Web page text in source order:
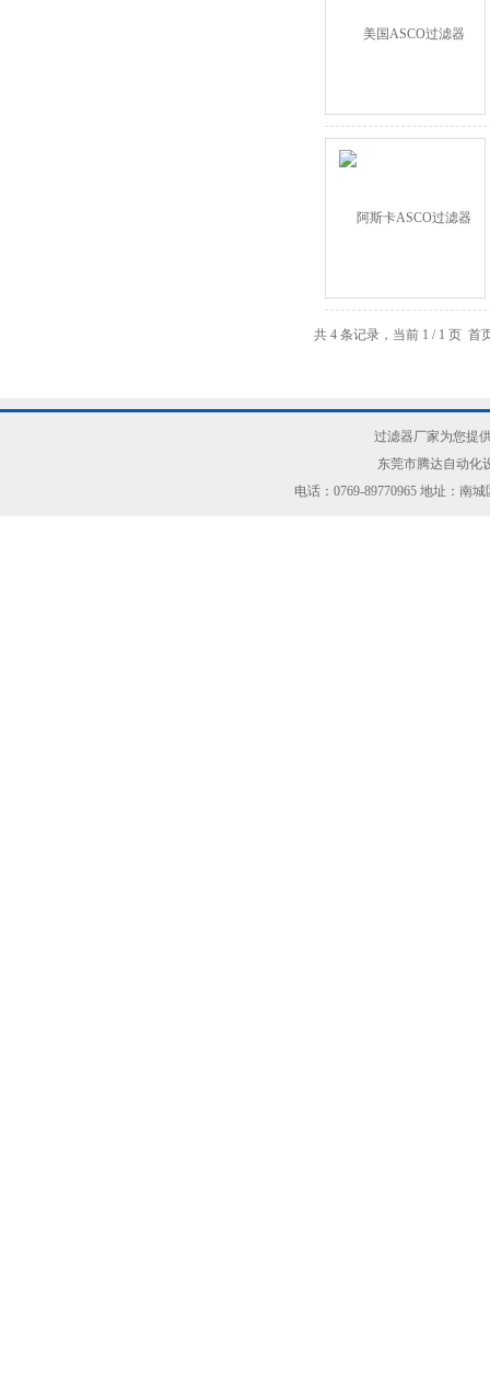
共 4 条记录，当前 1 / 1 页
过滤器厂家为您提
东莞市腾达自动化
电话：0769-89770965 地址：南